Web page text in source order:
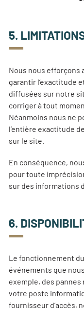
5.
Nous nous efforçons
garantir l’exactitude
diffusées sur notre
corriger à tout
Néanmoins nous ne
l’entière exactitude
sur le site.
En conséquence,
pour toute
sur des informations
6.
Le fonctionnement
événements que
exemple, des
votre poste
fournisseur d’accès,